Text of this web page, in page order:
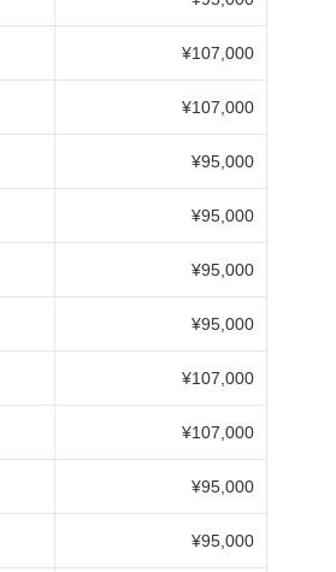
¥107,000
¥107,000
¥95,000
¥95,000
¥95,000
¥95,000
¥107,000
¥107,000
¥95,000
¥95,000